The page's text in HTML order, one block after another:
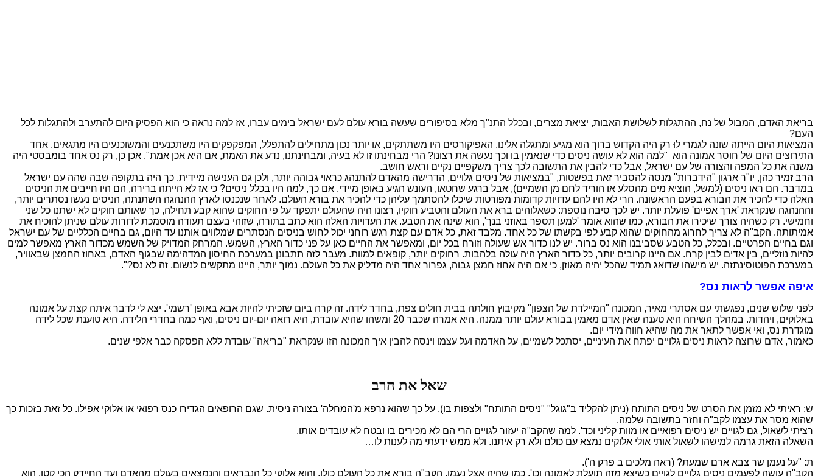
בריאת האדם, המבול של נח, ההתגלות לשלושת האבות, יציאת מצרים, ובכלל התנ"ך מלא בסיפורים שעשה בורא עולם לעם ישראל בימים עברו, אז למה נראה כי הוא הפסיק היום להתערב ולהתגלות לכל
העם?
המציאות היום הייתה שונה לגמרי לוּ רק היה הקדוש ברוך הוא מגיע ומתגלה אלינו. האפיקורסים היו משתתקים, או יותר נכון מתחילים להתפלל, המפקפקים היו משתכנעים והמשוכנעים היו מתגאים. אחד
התירוצים היום של חוסר אמונה הוא "למה הוא לא עושה ניסים כדי שנאמין בו וכך נעשה את רצונו? הרי מבחינתו זו לא בעיה, ומבחינתנו, נדע את האמת, אם היא אכן אמת". אכן כן, רק נס אחד בומבסטי היה
משנה את כל המפה והצורה של עם ישראל, אבל כדי להבין את התשובה לכך צריך משקפיים נקיים וראש חושב.
הרב זמיר כהן, יו"ר ארגון "הידברות" מנסה להסביר זאת בפשטות, "במציאות של ניסים גלויים, הדרישה מהאדם להתנהג כראוי גבוהה יותר, ולכן גם הענישה מיידית. כך היה בתקופה שבה שהה עם ישראל
במדבר. הם ראו ניסים (למשל, הוציא מים מהסלע או הוריד לחם מן השמיים), אבל ברגע שחטאו, העונש הגיע באופן מיידי. אם כך, למה היו בכלל ניסים? כי אז לא הייתה ברירה, הם היו חייבים את הניסים
האלה כדי להכיר את הבורא בפעם הראשונה. הרי לא היו להם עדויות קדומות מפורטות שיכלו להסתמך עליהן כדי להכיר את בורא העולם. לאחר שנכנסו לארץ ההנהגה השתנתה, הניסים נעשו נסתרים יותר,
וההנהגה שנקראת 'ארך אפיים' פועלת יותר. יש לכך סיבה נוספת: כשאלוהים ברא את העולם והטביע חוקיו, רצונו היה שהעולם יתפקד על פי החוקים שהוא קבע תחילה, כך שאותם חוקים לא ישתנו כל שני
וחמישי. רק כשהיה צורך שיכירו את הבורא, כמו שהוא אומר 'למען תספר באוזני בנך', הוא שינה את הטבע. את העדויות האלה הוא כתב בתורה, שזוהי בעצם תעודה מוסמכת לדורות עולם שניתן להוכיח את
אמיתותה. הקב"ה לא צריך לחרוג מהחוקים שהוא קבע לפי בקשתו של כל אחד. מלבד זאת, כל אדם עם קצת רגש רוחני יכול לחוש בניסים הנסתרים שמלווים אותנו עד היום, גם בחיים הכלליים של עם ישראל
וגם בחיים הפרטיים. ובכלל, כל הטבע שסביבנו הוא נס ברור. יש לנו כדור אש שעולה וזורח בכל יום, ומאפשר את החיים כאן על פני כדור הארץ, השמש. המרחק המדויק של השמש מכדור הארץ מאפשר למים
להיות נוזליים, בין אדים לבין קרח. אם היינו קרובים יותר, כל כדור הארץ היה עולה בלהבות. רחוקים יותר, קופאים למוות. מעבר לזה תתבונן במערכת החיסון המדהימה שבגוף האדם, באחוז החמצן שבאוויר,
במערכת הפוטוסינתזה. יש מישהו שדואג תמיד שהכל יהיה מאוזן, כי אם היה אחוז חמצן גבוה, גפרור אחד היה מדליק את כל העולם. נמוך יותר, היינו מתקשים לנשום. זה לא נס?".
איפה אפשר לראות נס?
לפני שלוש שנים, נפגשתי עם אסתרי מאיר, המכונה "המיילדת של הצפון" מקיבוץ חולתה בבית חולים צפת, בחדר לידה. זה קרה ביום שזכיתי להיות אבא באופן 'רשמי'. יצא לי לדבר איתה קצת על אמונה
באלוקים, ויהדות. במהלך השיחה היא טענה שאין אדם מאמין בבורא עולם יותר ממנה. היא אמרה שכבר 20 ומשהו שהיא עובדת, היא רואה יום-יום ניסים, ואף כמה בחדרי הלידה. היא טוענת שכל לידה
מוגדרת נס, ואי אפשר לתאר את מה שהיא חווה מידי יום.
כאמור, אדם שרוצה לראות ניסים גלויים יפתח את העיניים, יסתכל לשמיים, על האדמה ועל עצמו וינסה להבין איך המכונה הזו שנקראת "בריאה" עובדת ללא הפסקה כבר אלפי שנים.
שאל את הרב
ש: ראיתי לא מזמן את הסרט של ניסים התותח (ניתן להקליד ב"גוגל" "ניסים התותח" ולצפות בו), על כך שהוא נרפא מ'המחלה' בצורה ניסית. שגם הרופאים הגדירו כנס רפואי או אלוקי אפילו. כל זאת בזכות כך
שהוא מסר את עצמו לקב"ה וחזר בתשובה שלמה.
רציתי לשאול, גם לגויים יש ניסים רפואיים או מוות קליני וכד'. למה שהקב"ה יעזור לגויים הרי הם לא מכירים בו ובטח לא עובדים אותו.
השאלה הזאת גרמה למישהו לשאול אותי אולי אלוקים נמצא עם כולם ולא רק איתנו. ולא ממש ידעתי מה לענות לו…
ת: "על נעמן שר צבא ארם שמעת? (ראה מלכים ב פרק ה').
הקב"ה עושה לפעמים ניסים גלויים לגויים כשיצא מזה תועלת לאמונה וכו'. כמו שהיה אצל נעמן. הקב"ה בורא את כל העולם כולו, והוא אלוקי כל הנבראים והנמצאים בעולם מהאדם ועד החיידק הכי קטן. הוא